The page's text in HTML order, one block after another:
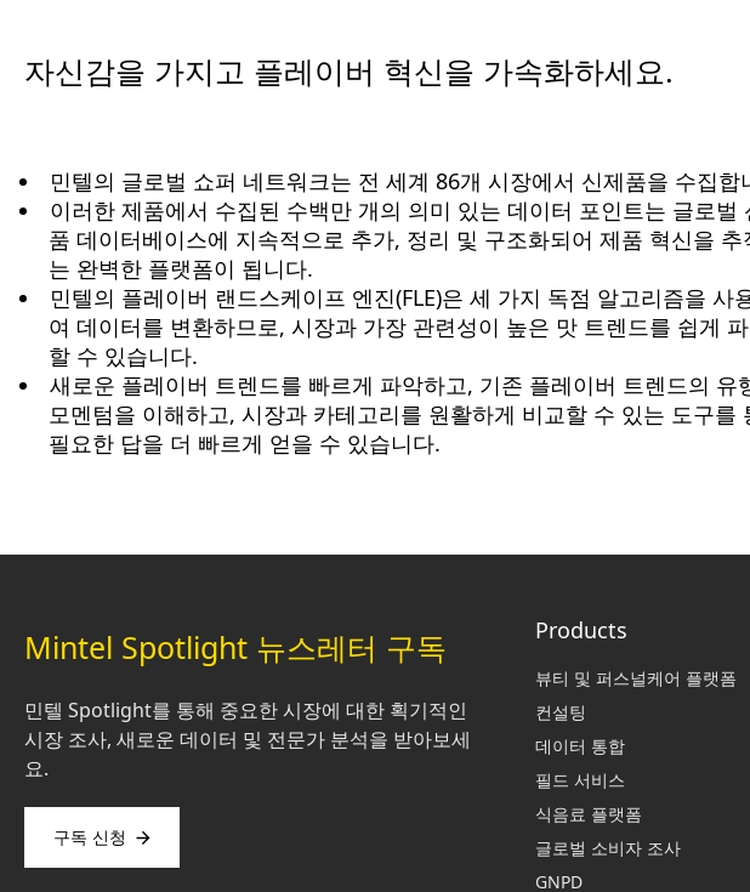
자신감을 가지고 플레이버 혁신을 가속화하세요.
민텔의 글로벌 쇼퍼 네트워크는 전 세계 86개 시장에서 신제품을 수집합
이러한 제품에서 수집된 수백만 개의 의미 있는 데이터 포인트는 글로벌
품 데이터베이스에 지속적으로 추가, 정리 및 구조화되어 제품 혁신을 추
는 완벽한 플랫폼이 됩니다.
민텔의 플레이버 랜드스케이프 엔진(FLE)은 세 가지 독점 알고리즘을 사
여 데이터를 변환하므로, 시장과 가장 관련성이 높은 맛 트렌드를 쉽게
할 수 있습니다.
새로운 플레이버 트렌드를 빠르게 파악하고, 기존 플레이버 트렌드의 유
모멘텀을 이해하고, 시장과 카테고리를 원활하게 비교할 수 있는 도구를
필요한 답을 더 빠르게 얻을 수 있습니다.
Mintel Spotlight 뉴스레터 구독
민텔 Spotlight를 통해 중요한 시장에 대한 획기적인
시장 조사, 새로운 데이터 및 전문가 분석을 받아보세
요.
구독 신청
Products
뷰티 및 퍼스널케어 플랫폼
컨설팅
데이터 통합
필드 서비스
식음료 플랫폼
글로벌 소비자 조사
GNPD